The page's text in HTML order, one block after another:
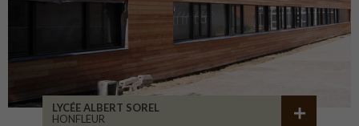
LYCÉE ALBERT SOREL
HONFLEUR